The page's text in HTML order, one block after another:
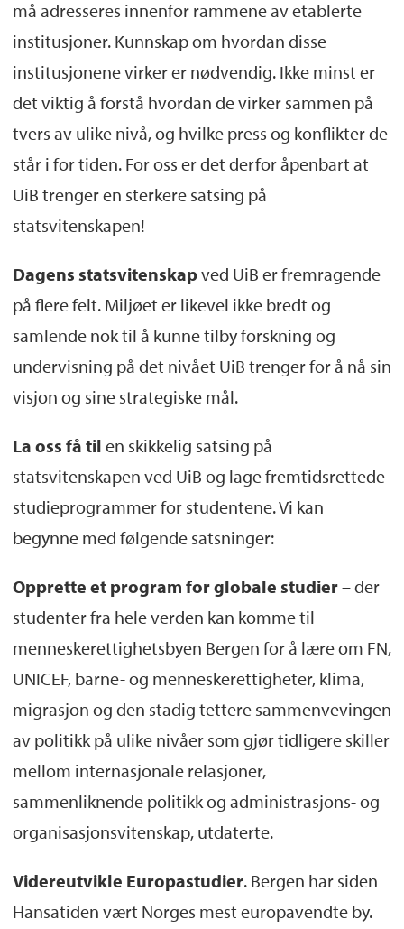
må adresseres innenfor rammene av etablerte
institusjoner. Kunnskap om hvordan disse
institusjonene virker er nødvendig. Ikke minst er
det viktig å forstå hvordan de virker sammen på
tvers av ulike nivå, og hvilke press og konflikter de
står i for tiden. For oss er det derfor åpenbart at
UiB trenger en sterkere satsing på
statsvitenskapen!
Dagens statsvitenskapved UiB er fremragende
på flere felt. Miljøet er likevel ikke bredt og
samlende nok til å kunne tilby forskning og
undervisning på det nivået UiB trenger for å nå sin
visjon og sine strategiske mål.
La oss få til en skikkelig satsing på
statsvitenskapen ved UiB og lage fremtidsrettede
studieprogrammer for studentene. Vi kan
begynne med følgende satsninger:
Opprette et program for globale studier– der
studenter fra hele verden kan komme til
menneskerettighetsbyen Bergen for å lære om FN,
UNICEF, barne- og menneskerettigheter, klima,
migrasjon og den stadig tettere sammenvevingen
av politikk på ulike nivåer som gjør tidligere skiller
mellom internasjonale relasjoner,
sammenliknende politikk og administrasjons- og
organisasjonsvitenskap, utdaterte.
Videreutvikle Europastudier. Bergen har siden
Hansatiden vært Norges mest europavendte by.